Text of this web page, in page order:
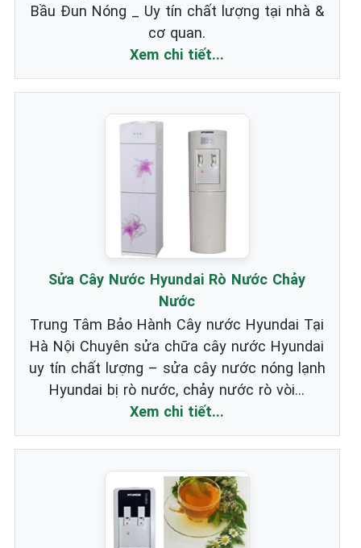
Bầu Đun Nóng _ Uy tín chất lượng tại nhà &
cơ quan.
Xem chi tiết...
Sửa Cây Nước Hyundai Rò Nước Chảy
Nước
Trung Tâm Bảo Hành Cây nước Hyundai Tại
Hà Nội Chuyên sửa chữa cây nước Hyundai
uy tín chất lượng – sửa cây nước nóng lạnh
Hyundai bị rò nước, chảy nước rò vòi...
Xem chi tiết...